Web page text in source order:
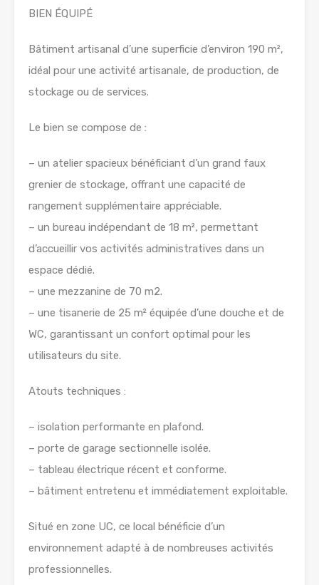
BIEN ÉQUIPÉ
Bâtiment artisanal d’une superficie d’environ 190 m²,
idéal pour une activité artisanale, de production, de
stockage ou de services.
Le bien se compose de :
– un atelier spacieux bénéficiant d’un grand faux
grenier de stockage, offrant une capacité de
rangement supplémentaire appréciable.
– un bureau indépendant de 18 m², permettant
d’accueillir vos activités administratives dans un
espace dédié.
– une mezzanine de 70 m2.
– une tisanerie de 25 m² équipée d’une douche et de
WC, garantissant un confort optimal pour les
utilisateurs du site.
Atouts techniques :
– isolation performante en plafond.
– porte de garage sectionnelle isolée.
– tableau électrique récent et conforme.
– bâtiment entretenu et immédiatement exploitable.
Situé en zone UC, ce local bénéficie d’un
environnement adapté à de nombreuses activités
professionnelles.